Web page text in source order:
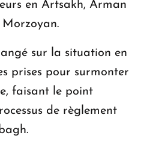
en Artsakh, Arman
sur la situation en
prises pour surmonter
faisant le point
de règlement